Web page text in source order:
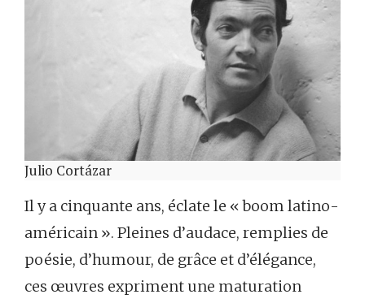
Julio Cortázar
Il y a cinquante ans, éclate le « boom latino-
américain ». Pleines d’audace, remplies de
poésie, d’humour, de grâce et d’élégance,
ces œuvres expriment une maturation